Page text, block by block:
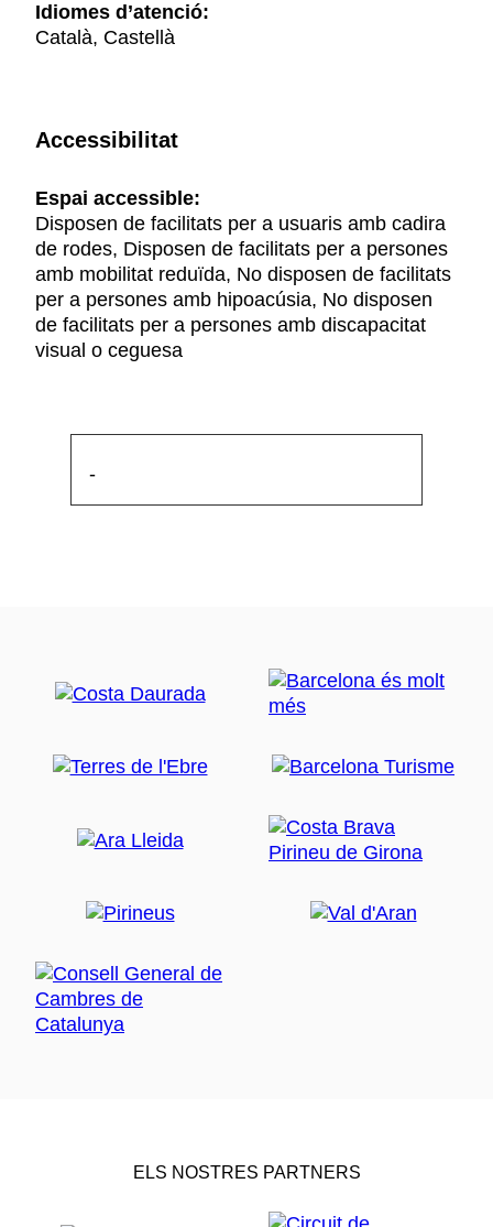
Idiomes d’atenció:
Català, Castellà
Accessibilitat
Espai accessible:
Disposen de facilitats per a usuaris amb cadira
de rodes, Disposen de facilitats per a persones
amb mobilitat reduïda, No disposen de facilitats
per a persones amb hipoacúsia, No disposen
de facilitats per a persones amb discapacitat
visual o ceguesa
-
ELS NOSTRES PARTNERS